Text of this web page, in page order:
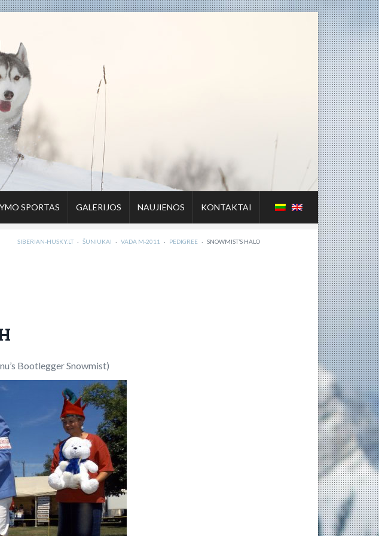
SPORTAS GALERIJOS NAUJIENOS KONTAKTAI
SIBERIAN-HUSKY.LT · ŠUNIUKAI · VADA M-2011 · PEDIGREE · SNOWMIST’S HALO
Bootlegger Snowmist)